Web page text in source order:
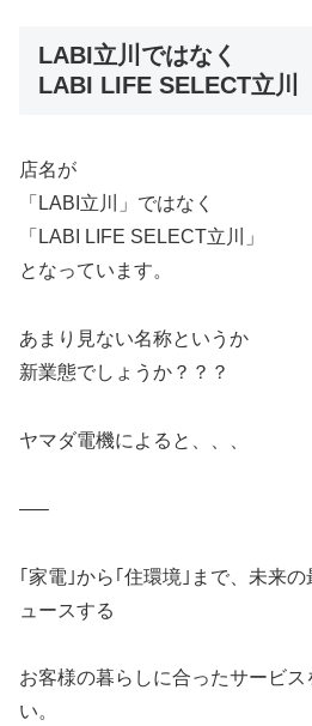
LABI立川ではなく
LABI LIFE SELECT立川
店名が
「LABI立川」ではなく
「LABI LIFE SELECT立川」
となっています。
あまり見ない名称というか
新業態でしょうか？？？
ヤマダ電機によると、、、
—–
｢家電｣から｢住環境｣まで、未来
ュースする
お客様の暮らしに合ったサービス
い。